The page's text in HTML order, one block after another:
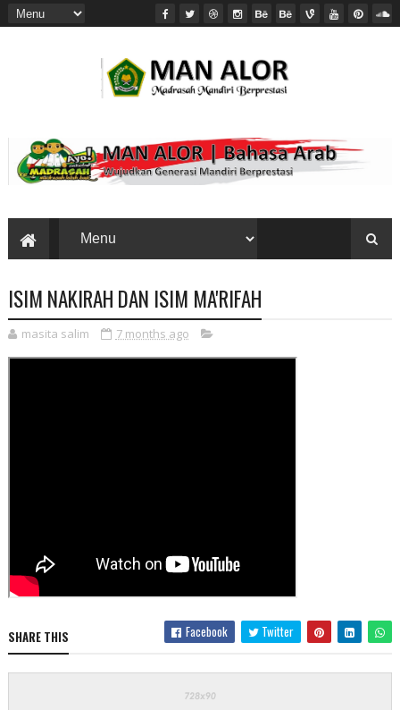
ISIM NAKIRAH DAN ISIM MA'RIFAH
masita salim 7 months ago
SHARE THIS Facebook Twitter